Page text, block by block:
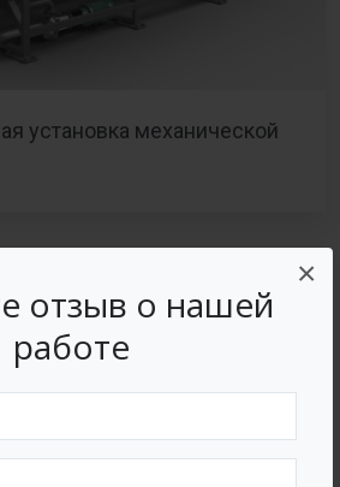
отзыв о нашей
работе
×
установка механической